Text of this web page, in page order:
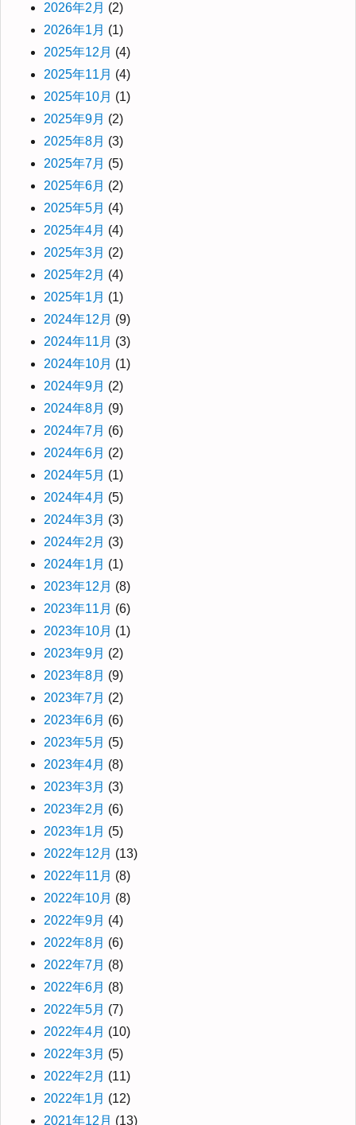
2026年2月 (2)
2026年1月 (1)
2025年12月 (4)
2025年11月 (4)
2025年10月 (1)
2025年9月 (2)
2025年8月 (3)
2025年7月 (5)
2025年6月 (2)
2025年5月 (4)
2025年4月 (4)
2025年3月 (2)
2025年2月 (4)
2025年1月 (1)
2024年12月 (9)
2024年11月 (3)
2024年10月 (1)
2024年9月 (2)
2024年8月 (9)
2024年7月 (6)
2024年6月 (2)
2024年5月 (1)
2024年4月 (5)
2024年3月 (3)
2024年2月 (3)
2024年1月 (1)
2023年12月 (8)
2023年11月 (6)
2023年10月 (1)
2023年9月 (2)
2023年8月 (9)
2023年7月 (2)
2023年6月 (6)
2023年5月 (5)
2023年4月 (8)
2023年3月 (3)
2023年2月 (6)
2023年1月 (5)
2022年12月 (13)
2022年11月 (8)
2022年10月 (8)
2022年9月 (4)
2022年8月 (6)
2022年7月 (8)
2022年6月 (8)
2022年5月 (7)
2022年4月 (10)
2022年3月 (5)
2022年2月 (11)
2022年1月 (12)
2021年12月 (13)